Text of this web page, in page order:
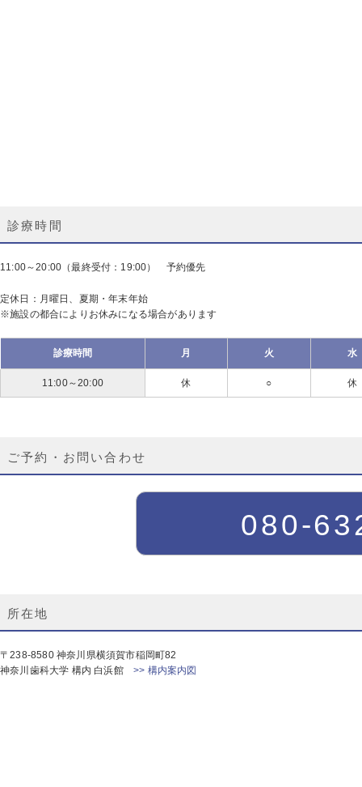
診療時間
11:00～20:00（最終受付：19:00） 予約優先
定休日：月曜日、夏期・年末年始
※施設の都合によりお休みになる場合があります
診療時間 月 火 水
11:00～20:00 休 ○ 休
ご予約・お問い合わせ
080-
所在地
〒238-8580 神奈川県横須賀市稲岡町82
神奈川歯科大学 構内 白浜館 >> 構内案内図